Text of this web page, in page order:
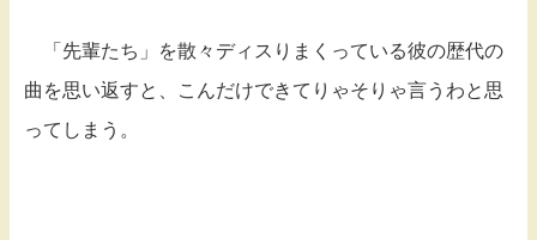
「先輩たち」を散々ディスりまくっている彼の歴代の
曲を思い返すと、こんだけできてりゃそりゃ言うわと思
ってしまう。